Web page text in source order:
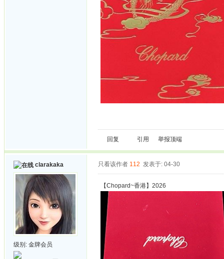
回复 引用 举报顶端
clarakaka
级别: 金牌会员
只看该作者 112 发表于: 04-30
【Chopard~香港】2026